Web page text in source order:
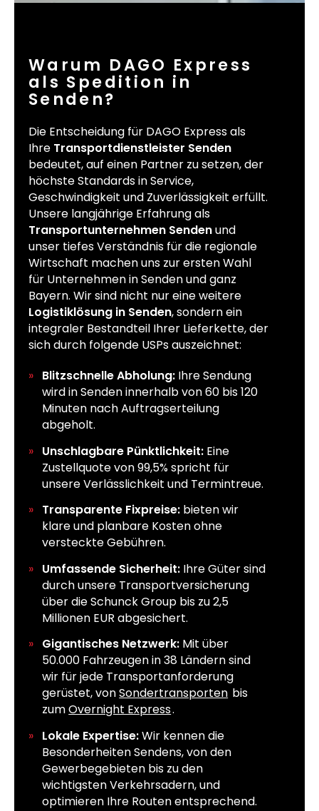
Warum DAGO Express
als Spedition in
Senden?
Die Entscheidung für DAGO Express als
Ihre Transportdienstleister Senden
bedeutet, auf einen Partner zu setzen, der
höchste Standards in Service,
Geschwindigkeit und Zuverlässigkeit erfüllt.
Unsere langjährige Erfahrung als
Transportunternehmen Sendenund
unser tiefes Verständnis für die regionale
Wirtschaft machen uns zur ersten Wahl
für Unternehmen in Senden und ganz
Bayern. Wir sind nicht nur eine weitere
Logistiklösung in Senden, sondern ein
integraler Bestandteil Ihrer Lieferkette, der
sich durch folgende USPs auszeichnet:
Blitzschnelle Abholung: Ihre Sendung
wird in Senden innerhalb von 60 bis 120
Minuten nach Auftragserteilung
abgeholt.
Unschlagbare Pünktlichkeit: Eine
Zustellquote von 99,5% spricht für
unsere Verlässlichkeit und Termintreue.
Transparente Fixpreise: bieten wir
klare und planbare Kosten ohne
versteckte Gebühren.
Umfassende Sicherheit: Ihre Güter sind
durch unsere Transportversicherung
über die Schunck Group bis zu 2,5
Millionen EUR abgesichert.
Gigantisches Netzwerk: Mit über
50.000 Fahrzeugen in 38 Ländern sind
wir für jede Transportanforderung
gerüstet, vonSondertransporten bis
zumOvernight Express.
Lokale Expertise:Wir kennen die
Besonderheiten Sendens, von den
Gewerbegebieten bis zu den
wichtigsten Verkehrsadern, und
optimieren Ihre Routen entsprechend.